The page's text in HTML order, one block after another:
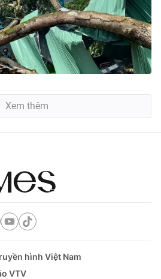
Xem thêm
hình Việt Nam
VTV